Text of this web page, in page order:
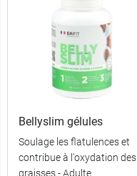
Bellyslim gélules
Soulage les flatulences et
contribue à l'oxydation des
graisses - Adulte